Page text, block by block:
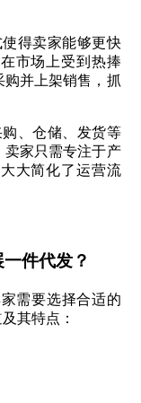
得卖家能够更快
市场上受到热捧
并上架销售，抓
、仓储、发货等
家只需专注于产
大简化了运营流
件代发？
需要选择合适的
其特点：